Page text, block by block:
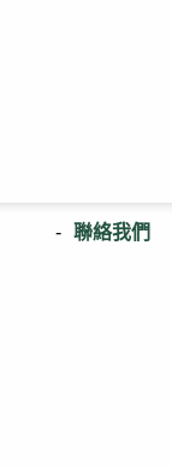
聯絡我們